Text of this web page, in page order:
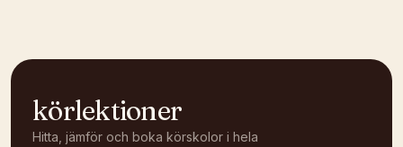
körlektioner
Hitta, jämför och boka körskolor i hela